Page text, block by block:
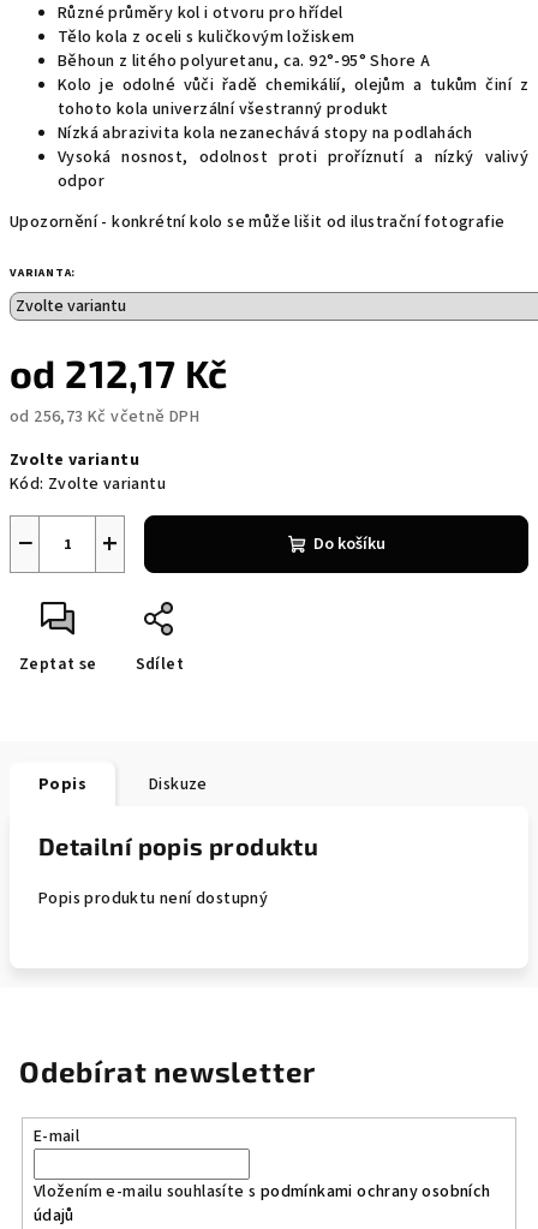
Různé průměry kol i otvoru pro hřídel
Tělo kola z oceli s kuličkovým ložiskem
Běhoun z litého polyuretanu, ca. 92°-95° Shore A
Kolo je odolné vůči řadě chemikálií, olejům a tukům činí z
tohoto kola univerzální všestranný produkt
Nízká abrazivita kola nezanechává stopy na podlahách
Vysoká nosnost, odolnost proti proříznutí a nízký valivý
odpor
Upozornění - konkrétní kolo se může lišit od ilustrační fotografie
VARIANTA:
od 212,17 Kč
od 256,73 Kč včetně DPH
cena:
Zvolte variantu
Kód: Zvolte variantu
+
− Do košíku
Zeptat se Sdílet
Popis Diskuze
Detailní popis produktu
Popis produktu není dostupný
Odebírat newsletter
E-mail
Vložením e-mailu souhlasíte s podmínkami ochrany osobních
údajů